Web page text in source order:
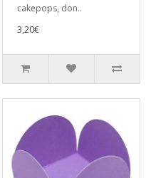
cakepops, don..
3,20€